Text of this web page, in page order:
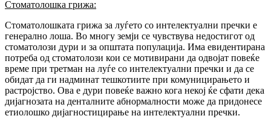
Стоматолошка грижа:
Стоматолошката грижа за луѓето со интелектуални пречки е
генерално лоша. Во многу земји се чувствува недостигот од
стоматолози дури и за општата популација. Има евидентирана
потреба од стоматолози кои се мотивирани да одвојат повеќе
време при третман на луѓе со интелектуални пречки и да се
обидат да ги надминат тешкотиите при комуницирањето и
растројство. Ова е дури повеќе важно кога некој ќе сфати дека
дијагнозата на денталните абнормалности може да придонесе
етиолошко дијагностицирање на интелектуални пречки.